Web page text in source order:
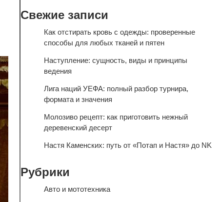
Свежие записи
Как отстирать кровь с одежды: проверенные
способы для любых тканей и пятен
Наступление: сущность, виды и принципы
ведения
Лига наций УЕФА: полный разбор турнира,
формата и значения
Молозиво рецепт: как приготовить нежный
деревенский десерт
Настя Каменских: путь от «Потап и Настя» до NK
Рубрики
Авто и мототехника